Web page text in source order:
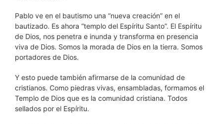
Pablo ve en el bautismo una “nueva creación” en el
bautizado. Es ahora “templo del Espíritu Santo”. El Espíritu
de Dios, nos penetra e inunda y transforma en presencia
viva de Dios. Somos la morada de Dios en la tierra. Somos
portadores de Dios.
Y esto puede también afirmarse de la comunidad de
cristianos. Como piedras vivas, ensambladas, formamos el
Templo de Dios que es la comunidad cristiana. Todos
sellados por el Espíritu.